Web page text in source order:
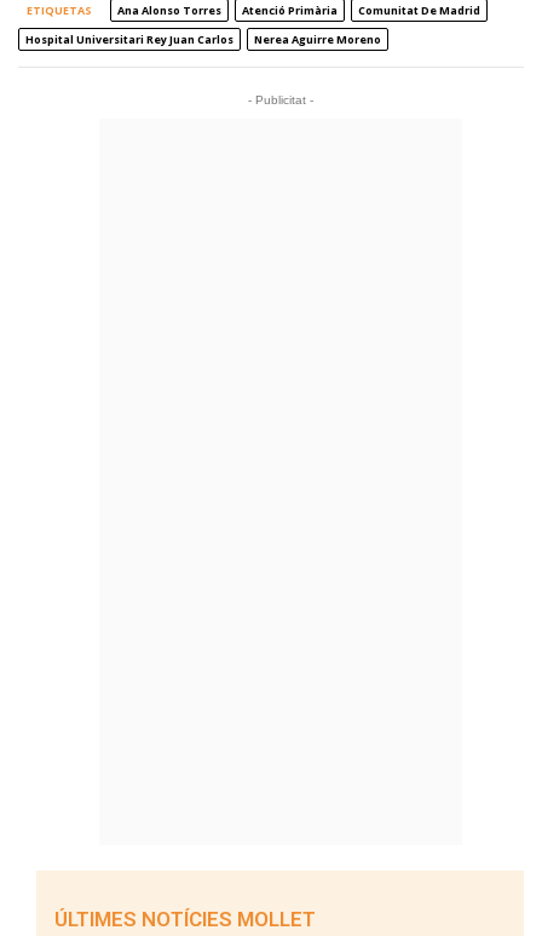
ETIQUETAS Ana Alonso Torres Atenció Primària
Comunitat De Madrid
Hospital Universitari Rey Juan Carlos
Nerea Aguirre Moreno
- Publicitat -
ÚLTIMES NOTÍCIES MOLLET